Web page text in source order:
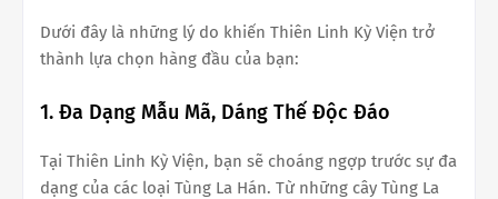
Dưới đây là những lý do khiến Thiên Linh Kỳ Viện trở
thành lựa chọn hàng đầu của bạn:
1. Đa Dạng Mẫu Mã, Dáng Thế Độc Đáo
Tại Thiên Linh Kỳ Viện, bạn sẽ choáng ngợp trước sự đa
dạng của các loại Tùng La Hán. Từ những cây Tùng La